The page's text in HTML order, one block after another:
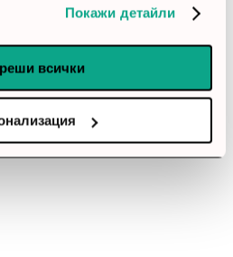
Покажи детайли
всички